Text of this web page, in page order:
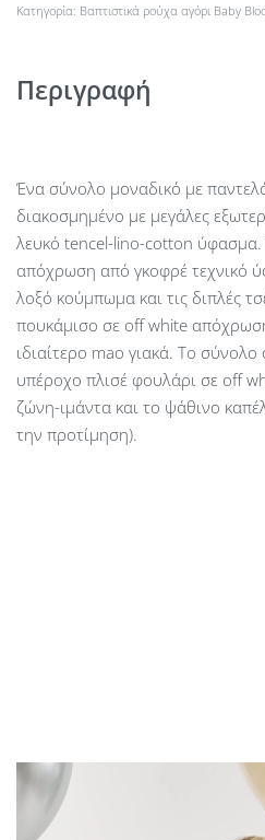
Κατηγορία: Βαπτιστικά ρούχα αγόρι Βaby
Περιγραφή
Ένα σύνολο μοναδικό με
διακοσμημένο με μεγάλες
λευκό tencel-lino-cotton ύφασμα.
απόχρωση από γκοφρέ τεχνικό
λοξό κούμπωμα και τις διπλές
πουκάμισο σε off white
ιδιαίτερο mao γιακά. Το
υπέροχο πλισέ φουλάρι σε off
ζώνη-ιμάντα και το ψάθινο
την προτίμηση).